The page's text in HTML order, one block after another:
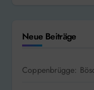
Neue Beiträge
Coppenbrügge: